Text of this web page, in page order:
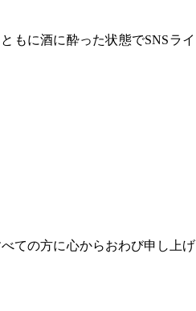
もに酒に酔った状態でSNSライ
ての方に心からおわび申し上げ